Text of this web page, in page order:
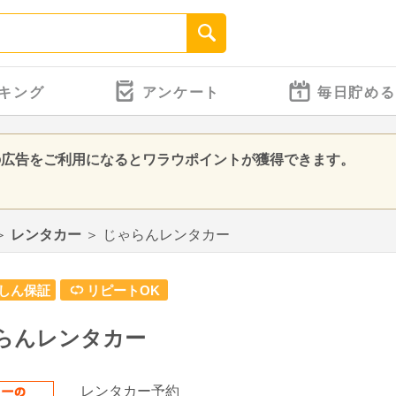
ング アンケート 毎日貯める
告をご利用になるとワラウポイントが獲得できます。
レンタカー ＞ じゃらんレンタカー
ん保証 リピートOK
んレンタカー
レンタカー予約